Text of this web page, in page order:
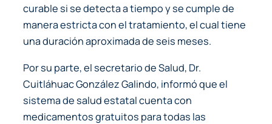
curable si se detecta a tiempo y se cumple de
manera estricta con el tratamiento, el cual tiene
una duración aproximada de seis meses.
Por su parte, el secretario de Salud, Dr.
Cuitláhuac González Galindo, informó que el
sistema de salud estatal cuenta con
medicamentos gratuitos para todas las